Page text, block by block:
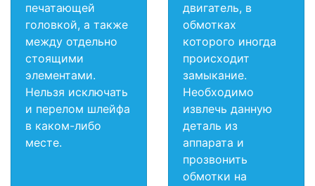
печатающей
головкой, а также
между отдельно
стоящими
элементами.
Нельзя исключать
и перелом шлейфа
в каком-либо
месте.
двигатель, в
обмотках
которого иногда
происходит
замыкание.
Необходимо
извлечь данную
деталь из
аппарата и
прозвонить
обмотки на